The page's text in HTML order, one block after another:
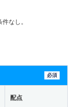
なし。
必須
配点